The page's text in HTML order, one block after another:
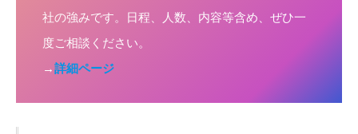
社の強みです。日程、人数、内容等含め、ぜひ一
度ご相談ください。
→詳細ページ